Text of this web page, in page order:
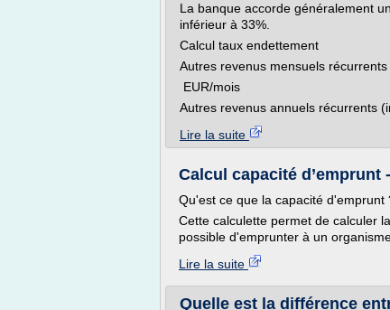
La banque accorde généralement
inférieur à 33%.
Calcul taux endettement
Autres revenus mensuels
EUR/mois
Autres revenus annuels récurrents
Lire la suite
Calcul capacité
Qu'est ce que la capacité d'emprunt
Cette calculette permet de calculer
possible d'emprunter à un
Lire la suite
Quelle est la différence